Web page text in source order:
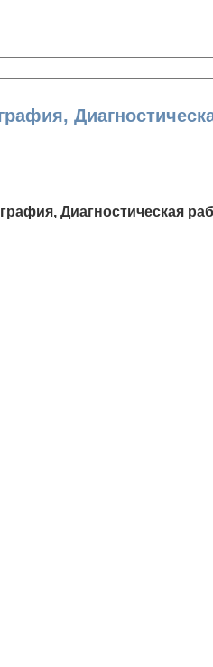
Диагностическая